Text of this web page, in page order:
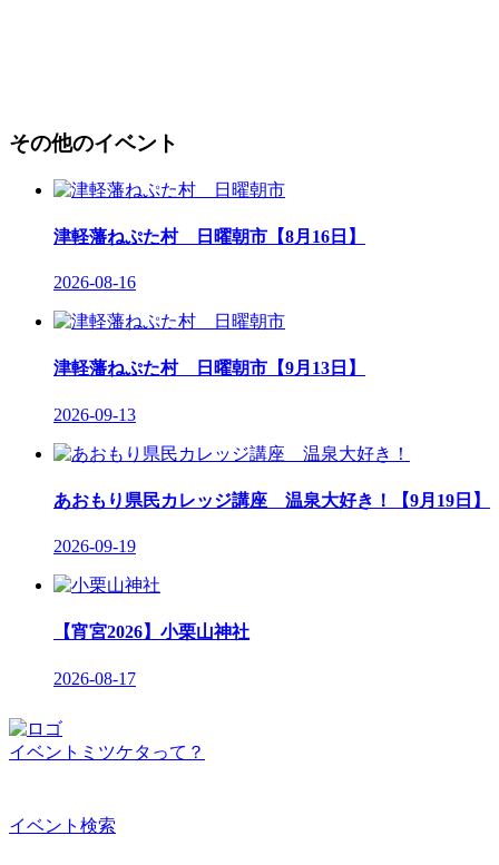
その他のイベント
津軽藩ねぷた村 日曜朝市【8月16日】
2026-08-16
津軽藩ねぷた村 日曜朝市【9月13日】
2026-09-13
あおもり県民カレッジ講座 温泉大好き！【9月19日】
2026-09-19
【宵宮2026】小栗山神社
2026-08-17
イベントミツケタって？
イベント検索